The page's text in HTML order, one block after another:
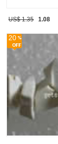
US$ 1.35 1.08
20